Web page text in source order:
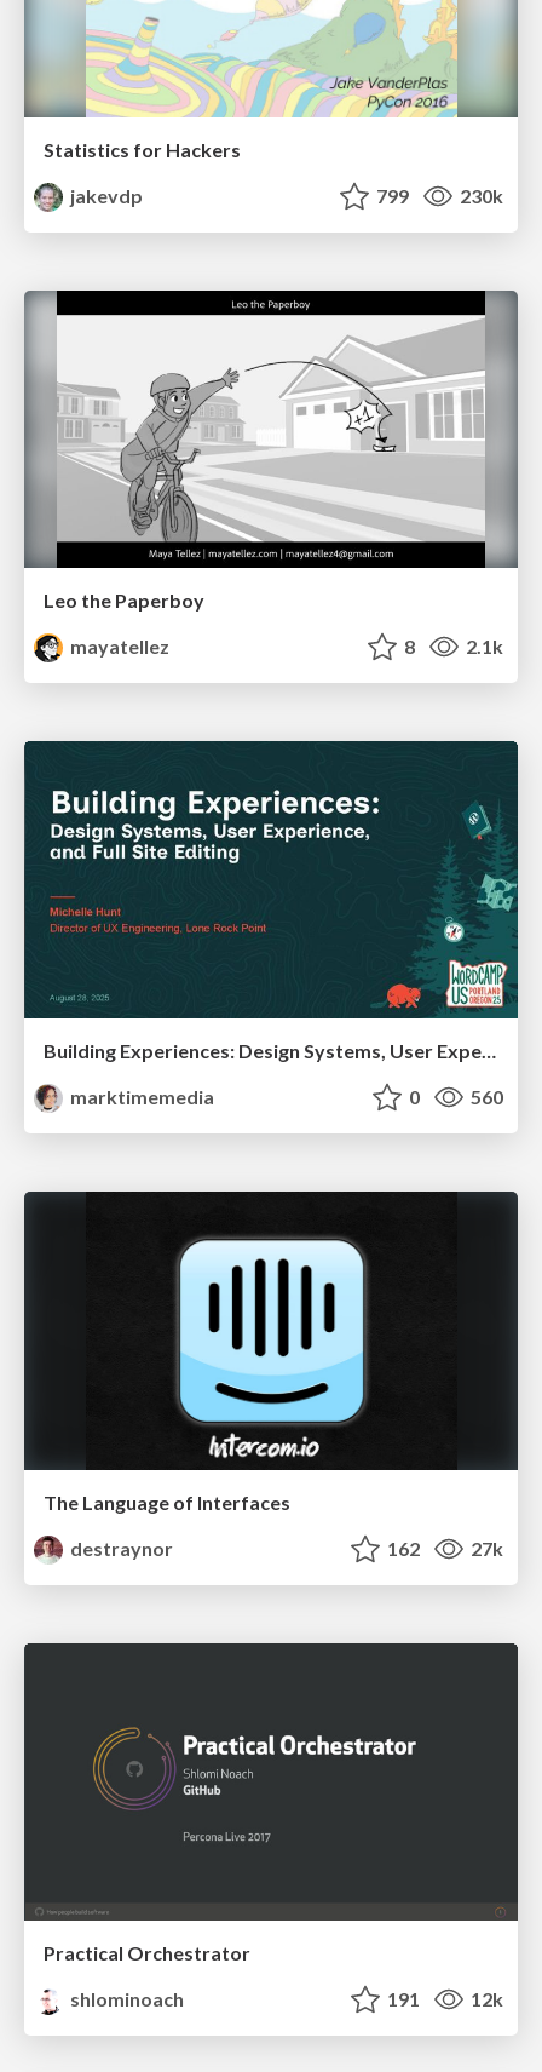
Statistics for Hackers
jakevdp
799 230k
Leo the Paperboy
mayatellez
8 2.1k
Building Experiences: Design Systems, User Experience, and Full Site Editing
marktimemedia
0 560
The Language of Interfaces
destraynor
162 27k
Practical Orchestrator
shlominoach
191 12k